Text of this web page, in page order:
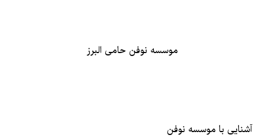
موسسه نوفن حامی البرز
آشنایی با موسسه نوفن